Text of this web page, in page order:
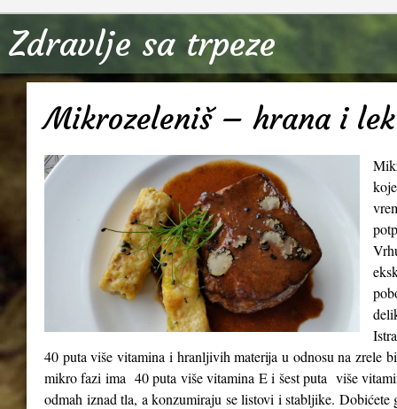
Zdravlje sa trpeze
Mikrozeleniš – hrana i lek
40 puta više vitamina i hranljivih materija u odnosu na zrele
mikro fazi ima 40 puta više vitamina E i šest puta više
odmah iznad tla, a konzumiraju se listovi i stabljike. Dobićete